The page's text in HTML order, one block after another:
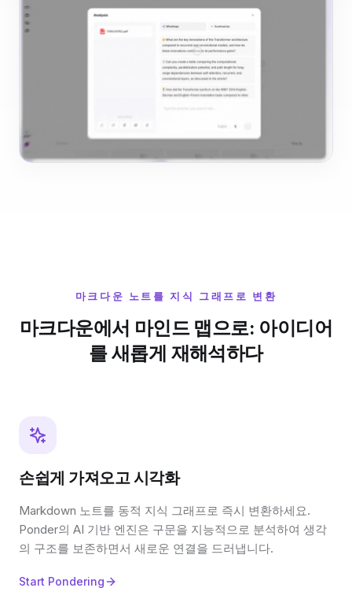
마크다운 노트를 지식 그래프로 변환
마크다운에서 마인드 맵으로: 아이디어
를 새롭게 재해석하다
손쉽게 가져오고 시각화
Markdown 노트를 동적 지식 그래프로 즉시 변환하세요.
Ponder의 AI 기반 엔진은 구문을 지능적으로 분석하여 생각
의 구조를 보존하면서 새로운 연결을 드러냅니다.
Start Pondering